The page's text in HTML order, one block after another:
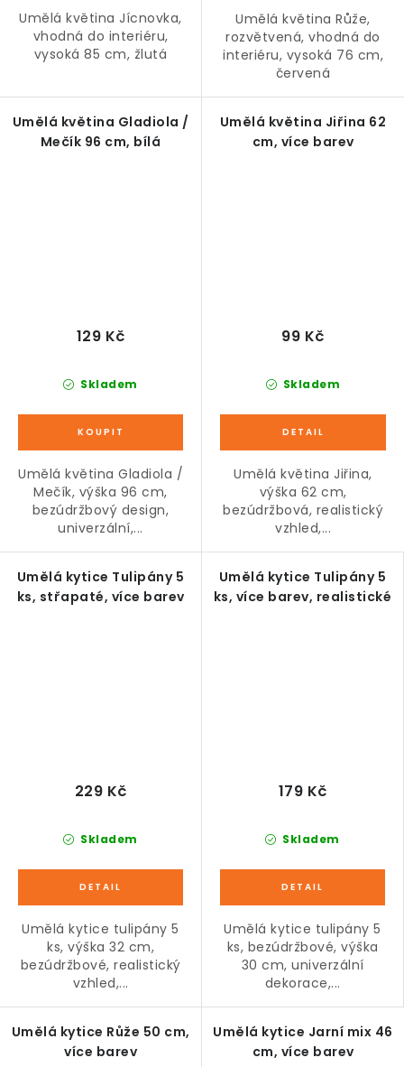
Umělá květina Jícnovka,
vhodná do interiéru,
vysoká 85 cm, žlutá
Umělá květina Růže,
rozvětvená, vhodná do
interiéru, vysoká 76 cm,
červená
Umělá květina Gladiola /
Mečík 96 cm, bílá
Skladem
129 Kč
Umělá květina Gladiola /
Mečík, výška 96 cm,
bezúdržbový design,
univerzální,...
Umělá květina Jiřina 62
cm, více barev
Skladem
99 Kč
Umělá květina Jiřina,
výška 62 cm,
bezúdržbová, realistický
vzhled,...
Umělá kytice Tulipány 5
ks, střapaté, více barev
Skladem
229 Kč
Umělá kytice tulipány 5
ks, výška 32 cm,
bezúdržbové, realistický
vzhled,...
Umělá kytice Tulipány 5
ks, více barev, realistické
Skladem
179 Kč
Umělá kytice tulipány 5
ks, bezúdržbové, výška
30 cm, univerzální
dekorace,...
Umělá kytice Růže 50 cm,
více barev
Umělá kytice Jarní mix 46
cm, více barev